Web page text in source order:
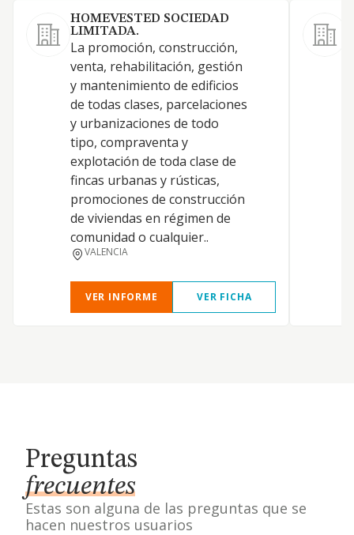
HOMEVESTED SOCIEDAD
LIMITADA.
La promoción, construcción,
venta, rehabilitación, gestión
y mantenimiento de edificios
de todas clases, parcelaciones
y urbanizaciones de todo
tipo, compraventa y
explotación de toda clase de
fincas urbanas y rústicas,
promociones de construcción
de viviendas en régimen de
comunidad o cualquier..
VALENCIA
VER INFORME VER FICHA
Preguntas
frecuentes
Estas son alguna de las preguntas que se
hacen nuestros usuarios